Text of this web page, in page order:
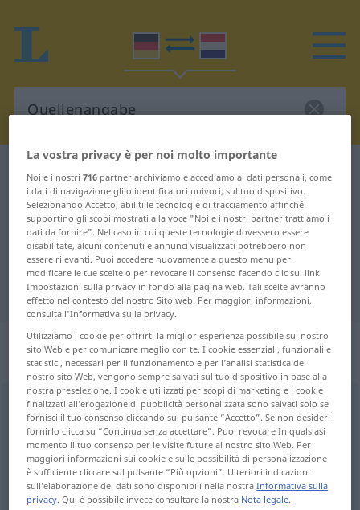
Traduzione Tedesco-Neerlandese
per "Quellenangabe"
"Quellenangabe" traduzione
Neerlandese
„Quellenangabe“: Femininum,
weiblich
Quellenangabef
Panoramica di tutte le traduzion
(Fai clic sulla/Tocca traduzione per maggiori dettagli)
bronvermelding
La vostra privacy è per noi molto importante
Noi e i nostri716 partner archiviamo e accediamo ai dati personali, come
i dati di navigazione gli o identificatori univoci, sul tuo dispositivo.
Selezionando Accetto, abiliti le tecnologie di tracciamento affinché
supportino gli scopi mostrati alla voce "Noi e i nostri partner trattiamo i
dati da fornire". Nel caso in cui queste tecnologie dovessero essere
disabilitate, alcuni contenuti e annunci visualizzati potrebbero non
essere rilevanti. Puoi accedere nuovamente a questo menu per
modificare le tue scelte o per revocare il consenso facendo clic sul link
Impostazioni sulla privacy in fondo alla pagina web. Tali scelte avranno
effetto nel contesto del nostro Sito web. Per maggiori informazioni,
consulta l'Informativa sulla privacy.
Utilizziamo i cookie per offrirti la miglior esperienza possibile sul nostro
sito Web e per comunicare meglio con te. I cookie essenziali, funzionali e
statistici, necessari per il funzionamento e per l’analisi statistica del
nostro sito Web, vengono sempre salvati sul tuo dispositivo in base alla
nostra preselezione. I cookie utilizzati per scopi di marketing e i cookie
finalizzati all’erogazione di pubblicità personalizzata sono salvati solo se
fornisci il tuo consenso cliccando sul pulsante “Accetto”. Se non desideri
fornirlo clicca su “Continua senza accettare”. Puoi revocare In qualsiasi
momento il tuo consenso per le visite future al nostro sito Web. Per
maggiori informazioni sui cookie e sulle possibilità di personalizzazione
è sufficiente cliccare sul pulsante “Più opzioni”. Ulteriori indicazioni
sull’elaborazione dei dati sono disponibili nella nostraInformativa sulla
privacy. Qui è possibile invece consultare la nostra Nota legale.